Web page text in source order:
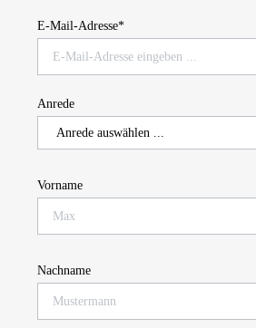
E-Mail-Adresse*
Anrede
Vorname
Nachname